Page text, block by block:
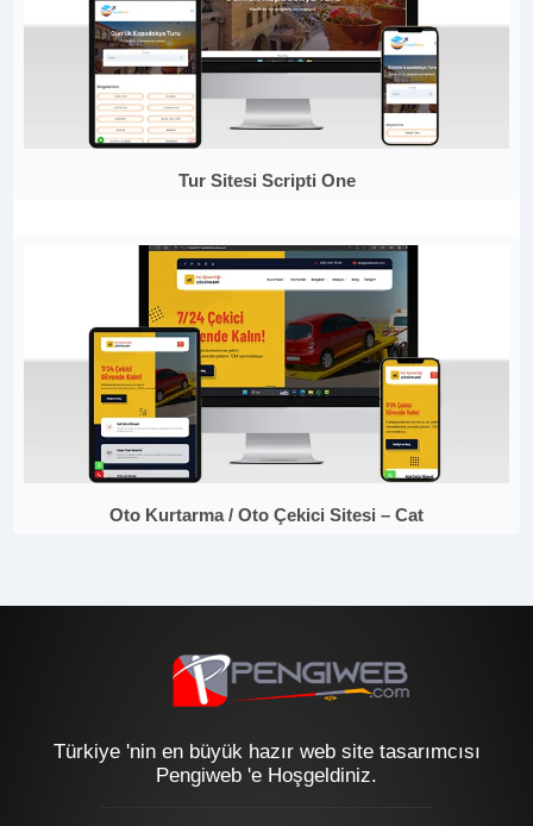
Tur Sitesi Scripti One
Oto Kurtarma / Oto Çekici Sitesi – Cat
Türkiye 'nin en büyük hazır web site tasarımcısı
Pengiweb 'e Hoşgeldiniz.